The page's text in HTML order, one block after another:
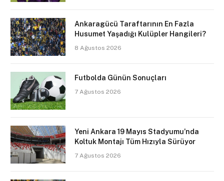
Ankaragücü Taraftarının En Fazla
Husumet Yaşadığı Kulüpler Hangileri?
8 Ağustos 2026
Futbolda Günün Sonuçları
7 Ağustos 2026
Yeni Ankara 19 Mayıs Stadyumu’nda
Koltuk Montajı Tüm Hızıyla Sürüyor
7 Ağustos 2026